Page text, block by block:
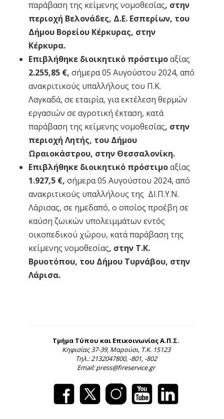
παράβαση της κείμενης νομοθεσίας, στην
περιοχή Βελονάδες, Δ.Ε. Εσπερίων, του
Δήμου Βορείου Κέρκυρας, στην
Κέρκυρα.
Επιβλήθηκε διοικητικό πρόστιμοαξίας
2.255,85 €, σήμερα 05 Αυγούστου 2024, από
ανακριτικούς υπαλλήλους του Π.Κ.
Λαγκαδά, σε εταιρία, για εκτέλεση θερμών
εργασιών σε αγροτική έκταση, κατά
παράβαση της κείμενης νομοθεσίας, στην
περιοχή Λητής, του Δήμου
Ωραιοκάστρου, στην Θεσσαλονίκη.
Επιβλήθηκε διοικητικό πρόστιμοαξίας
1.927,5 €, σήμερα 05 Αυγούστου 2024, από
ανακριτικούς υπαλλήλους της ΔΙ.Π.Υ.Ν.
Λάρισας, σε ημεδαπό, ο οποίος προέβη σε
καύση ζωικών υπολειμμάτων εντός
οικοπεδικού χώρου, κατά παράβαση της
κείμενης νομοθεσίας, στην Τ.Κ.
Βρυοτόπου, του Δήμου Τυρνάβου, στην
Λάρισα.
Τμήμα Τύπου και Επικοινωνίας Α.Π.Σ.
Κηφισίας 37-39, Μαρούσι, Τ.Κ. 15123
Τηλ.: 2132047800, -801, -802
Email: press@fireservice.gr